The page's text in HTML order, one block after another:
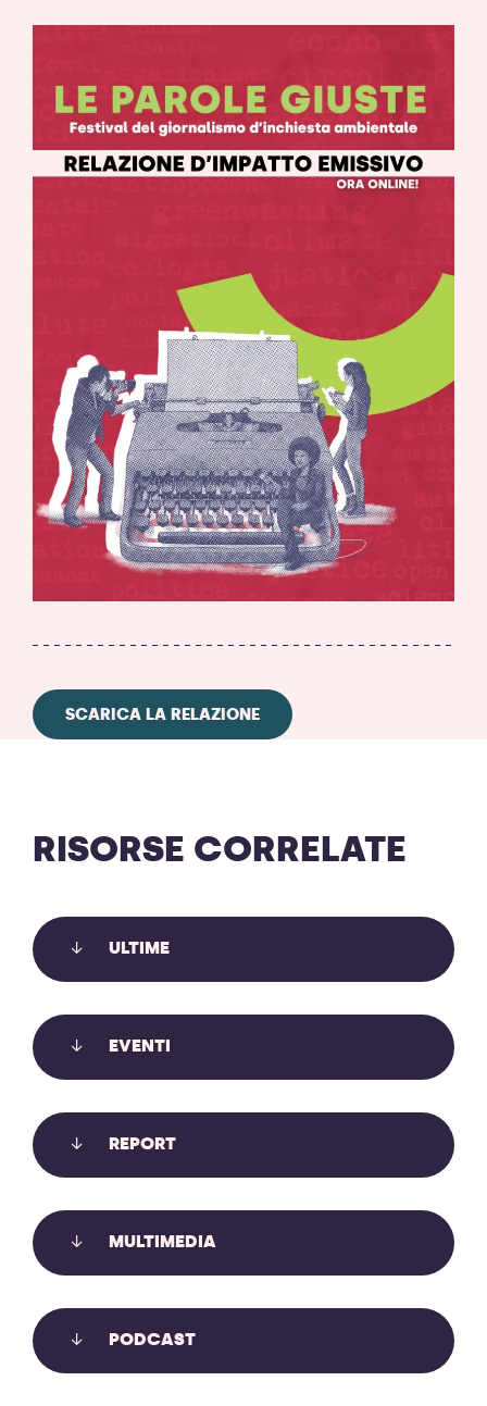
SCARICA LA RELAZIONE
RISORSE CORRELATE
ULTIME
IL MONITORAGGIO AMBIENTALE
Il monitoraggio ambientale guidato dalle comunità
EVENTI
REPORT
MULTIMEDIA
PODCAST